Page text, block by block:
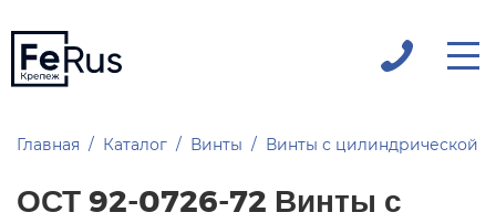
Главная Каталог Винты Винты с цилиндрической
ОСТ 92-0726-72 Винты с